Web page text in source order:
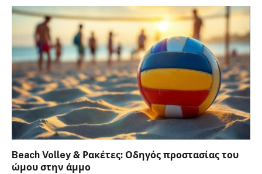
Beach Volley & Ρακέτες: Οδηγός προστασίας του
ώμου στην άμμο